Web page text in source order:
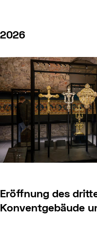
2026
Eröffnung des
Konventgebäude